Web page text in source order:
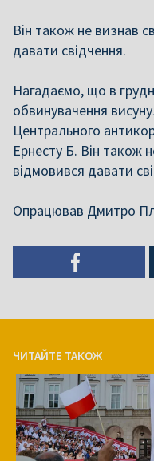
Він також не визнав
давати свідчення.
Нагадаємо, що в
обвинувачення
Центрального
Ернесту Б. Він також
відмовився давати
Опрацював Дмитро
ЧИТАЙТЕ ТАКОЖ